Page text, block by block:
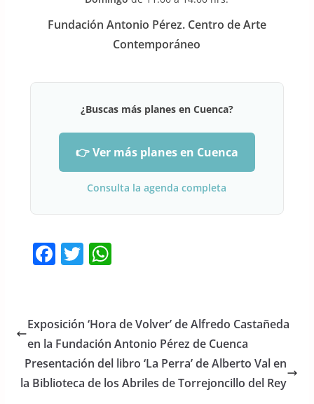
Fundación Antonio Pérez. Centro de Arte
Contemporáneo
¿Buscas más planes en Cuenca?
👉 Ver más planes en Cuenca
Consulta la agenda completa
F
e
b
o
o
T
er
W
s
A
p
p
Exposición ‘Hora de Volver’ de Alfredo Castañeda
en la Fundación Antonio Pérez de Cuenca
Presentación del libro ‘La Perra’ de Alberto Val en
la Biblioteca de los Abriles de Torrejoncillo del Rey